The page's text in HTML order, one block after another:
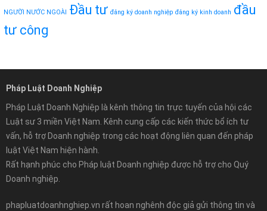
NGƯỜI NƯỚC NGOÀI Đầu tư đăng ký doanh nghiệp đăng ký kinh doanh đầu
tư công
Pháp Luật Doanh Nghiệp
Pháp Luật Doanh Nghiệp là kênh thông tin trực tuyến của hội các
Luật sư 3 miền Việt Nam. Kênh cung cấp các kiến thức bổ ích tư
vấn, hỗ trợ Doanh nghiệp trong các hoạt động liên quan đến pháp
luật Việt Nam hiện hành.
Rất hạnh phúc cho Pháp luật Doanh nghiệp được hỗ trợ cho Quý
Doanh nghiệp.
phapluatdoanhnghiep.vn rất hoan nghênh độc giả gửi thông tin và